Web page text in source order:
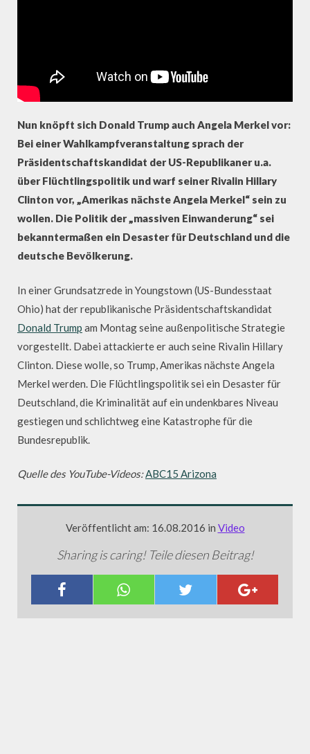
Nun knöpft sich Donald Trump auch Angela Merkel vor:
Bei einer Wahlkampfveranstaltung sprach der
Präsidentschaftskandidat der US-Republikaner u.a.
über Flüchtlingspolitik und warf seiner Rivalin Hillary
Clinton vor, „Amerikas nächste Angela Merkel“ sein zu
wollen. Die Politik der „massiven Einwanderung“ sei
bekanntermaßen ein Desaster für Deutschland und die
deutsche Bevölkerung.
In einer Grundsatzrede in Youngstown (US-Bundesstaat
Ohio) hat der republikanische Präsidentschaftskandidat
Donald Trump am Montag seine außenpolitische Strategie
vorgestellt. Dabei attackierte er auch seine Rivalin Hillary
Clinton. Diese wolle, so Trump, Amerikas nächste Angela
Merkel werden. Die Flüchtlingspolitik sei ein Desaster für
Deutschland, die Kriminalität auf ein undenkbares Niveau
gestiegen und schlichtweg eine Katastrophe für die
Bundesrepublik.
Quelle des YouTube-Videos:ABC15 Arizona
Veröffentlicht am: 16.08.2016 in Video
Sharing is caring! Teile diesen Beitrag!